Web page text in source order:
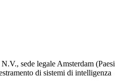
sede legale Amsterdam (Paesi
di sistemi di intelligenza